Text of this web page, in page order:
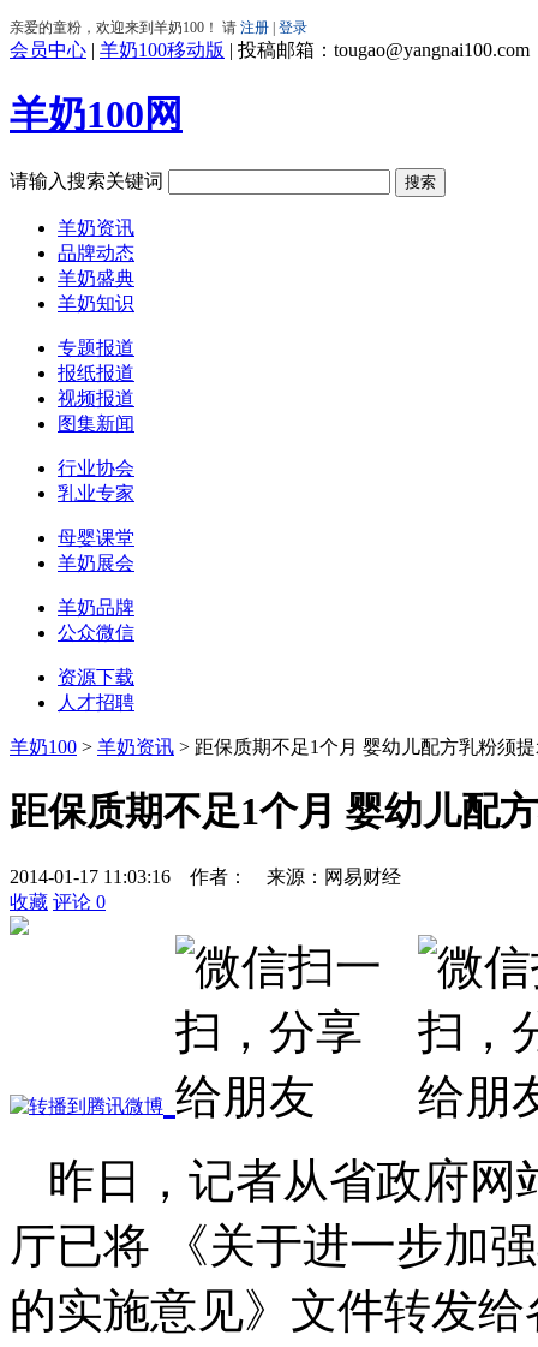
会员中心 | 羊奶100移动版 | 投稿邮箱：tougao@yangnai100.com
羊奶100网
请输入搜索关键词
羊奶资讯
品牌动态
羊奶盛典
羊奶知识
专题报道
报纸报道
视频报道
图集新闻
行业协会
乳业专家
母婴课堂
羊奶展会
羊奶品牌
公众微信
资源下载
人才招聘
羊奶100 > 羊奶资讯 > 距保质期不足1个月 婴幼儿配方乳粉须
距保质期不足1个月 婴幼儿配
2014-01-17 11:03:16 作者： 来源： 网易财经
收藏 评论 0
昨日，记者从省政府
厅已将 《关于进一步加
的实施意见》文件转发